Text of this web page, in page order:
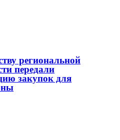
региональной
передали
закупок для